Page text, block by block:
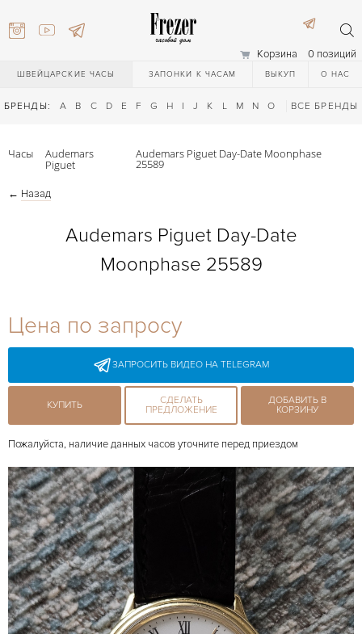
Корзина 0 позиций
ШВЕЙЦАРСКИЕ ЧАСЫ ЗАПОНКИ К ЧАСАМ ВЫКУП О НАС
БРЕНДЫ: A B C D E F G H I J K L M N O Q R S T
ВСЕ БРЕНДЫ
27-44
Часы Audemars
Piguet
Audemars Piguet Day-Date Moonphase
25589
← Назад
Audemars Piguet Day-Date
Moonphase 25589
Цена по запросу
ЗАПРОСИТЬ ВИДЕО НА TELEGRAM
КУПИТЬ
СДЕЛАТЬ
ПРЕДЛОЖЕНИЕ
ДОБАВИТЬ В
КОРЗИНУ
Пожалуйста, наличие данных часов уточните перед приездом